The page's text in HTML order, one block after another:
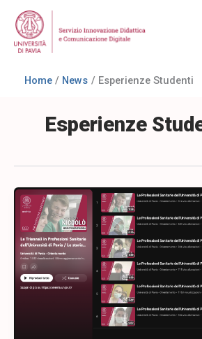
contenuto
Home News Esperienze Studenti
Esperienze
Le
Storie
degli
Studenti
delle
Triennali